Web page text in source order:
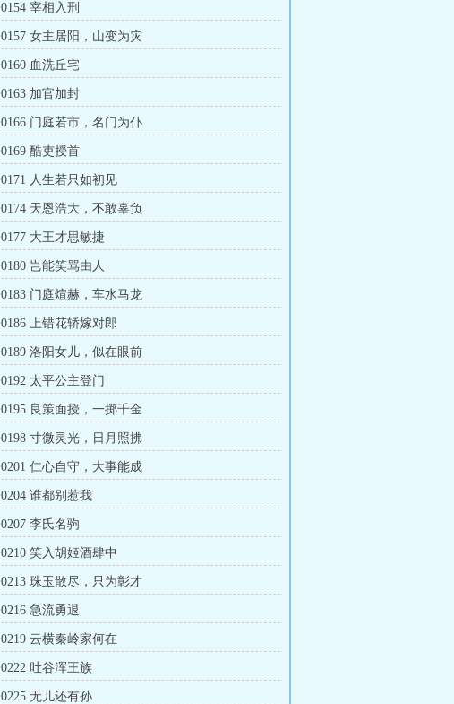
0154 宰相入刑
0157 女主居阳，山变为灾
0160 血洗丘宅
0163 加官加封
0166 门庭若市，名门为仆
0169 酷吏授首
0171 人生若只如初见
0174 天恩浩大，不敢辜负
0177 大王才思敏捷
0180 岂能笑骂由人
0183 门庭煊赫，车水马龙
0186 上错花轿嫁对郎
0189 洛阳女儿，似在眼前
0192 太平公主登门
0195 良策面授，一掷千金
0198 寸微灵光，日月照拂
0201 仁心自守，大事能成
0204 谁都别惹我
0207 李氏名驹
0210 笑入胡姬酒肆中
0213 珠玉散尽，只为彰才
0216 急流勇退
0219 云横秦岭家何在
0222 吐谷浑王族
0225 无儿还有孙